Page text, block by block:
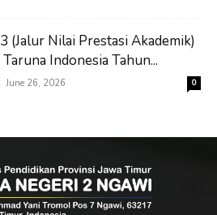
(Jalur Nilai Prestasi Akademik)
Indonesia Tahun...
- June 26, 2026 0